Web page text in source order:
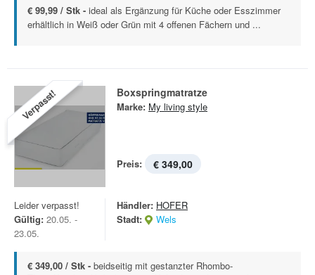
€ 99,99 / Stk - ideal als Ergänzung für Küche oder Esszimmer
erhältlich in Weiß oder Grün mit 4 offenen Fächern und ...
Verpasst! Boxspringmatratze
Marke: My living style
Preis: € 349,00
Leider verpasst!
Gültig: 20.05. -
23.05.
Händler: HOFER
Stadt:
Wels
€ 349,00 / Stk - beidseitig mit gestanzter Rhombo-